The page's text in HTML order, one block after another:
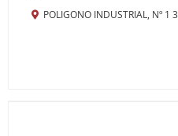
POLIGONO INDUSTRIAL, Nº 1